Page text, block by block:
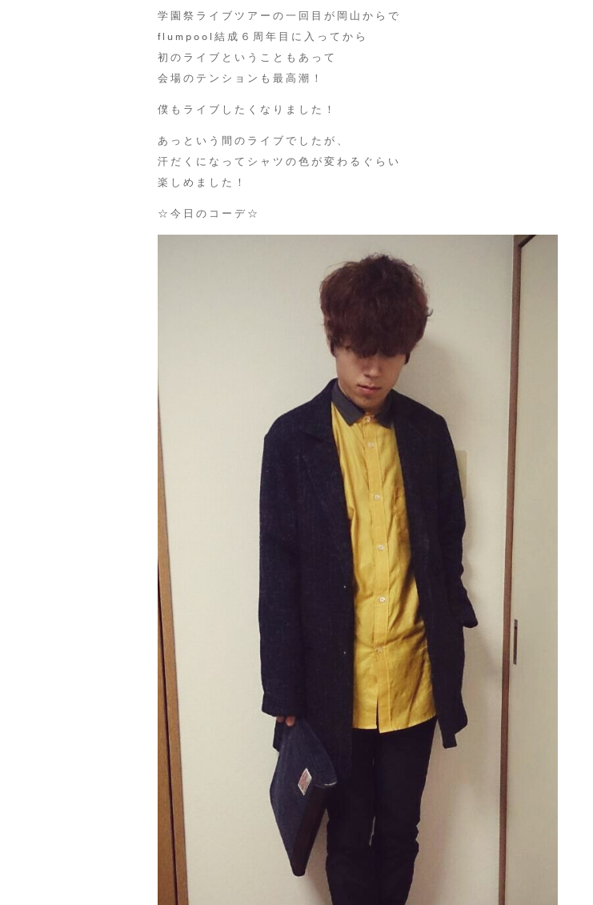
学園祭ライブツアーの一回目が岡山からで
flumpool結成６周年目に入ってから
初のライブということもあって
会場のテンションも最高潮！
僕もライブしたくなりました！
あっという間のライブでしたが、
汗だくになってシャツの色が変わるぐらい
楽しめました！
☆今日のコーデ☆